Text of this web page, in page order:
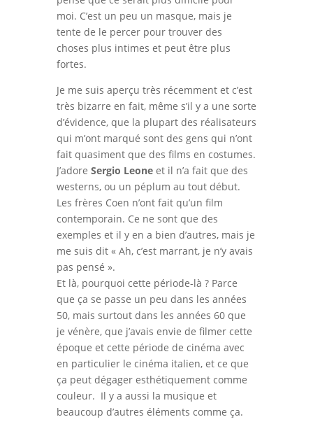
moi. C’est un peu un masque, mais je
tente de le percer pour trouver des
choses plus intimes et peut être plus
fortes.
Je me suis aperçu très récemment et c’est
très bizarre en fait, même s’il y a une sorte
d’évidence, que la plupart des réalisateurs
qui m’ont marqué sont des gens qui n’ont
fait quasiment que des films en costumes.
J’adore Sergio Leoneet il n’a fait que des
westerns, ou un péplum au tout début.
Les frères Coen n’ont fait qu’un film
contemporain. Ce ne sont que des
exemples et il y en a bien d’autres, mais je
me suis dit « Ah, c’est marrant, je n’y avais
pas pensé ».
Et là, pourquoi cette période-là ? Parce
que ça se passe un peu dans les années
50, mais surtout dans les années 60 que
je vénère, que j’avais envie de filmer cette
époque et cette période de cinéma avec
en particulier le cinéma italien, et ce que
ça peut dégager esthétiquement comme
couleur. Il y a aussi la musique et
beaucoup d’autres éléments comme ça.